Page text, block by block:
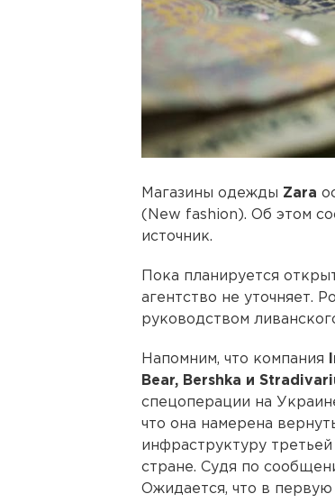
Магазины одежды Zara
(New fashion). Об этом
источник.
Пока планируется
агентство не уточняет.
руководством
Напомним, что компания
Bear, Bershka и
спецоперации на
что она намерена
инфраструктуру
стране. Судя по
Ожидается, что в